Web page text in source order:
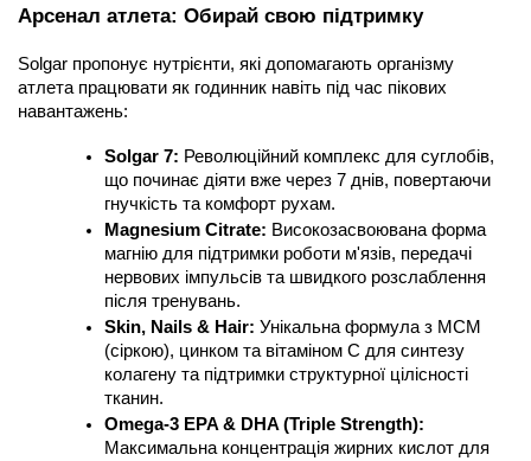
Арсенал атлета: Обирай свою підтримку
Solgar пропонує нутрієнти, які допомагають організму
атлета працювати як годинник навіть під час пікових
навантажень:
Solgar 7: Революційний комплекс для суглобів,
що починає діяти вже через 7 днів, повертаючи
гнучкість та комфорт рухам.
Magnesium Citrate: Високозасвоювана форма
магнію для підтримки роботи м'язів, передачі
нервових імпульсів та швидкого розслаблення
після тренувань.
Skin, Nails & Hair: Унікальна формула з МСМ
(сіркою), цинком та вітаміном С для синтезу
колагену та підтримки структурної цілісності
тканин.
Omega-3 EPA & DHA (Triple Strength):
Максимальна концентрація жирних кислот для